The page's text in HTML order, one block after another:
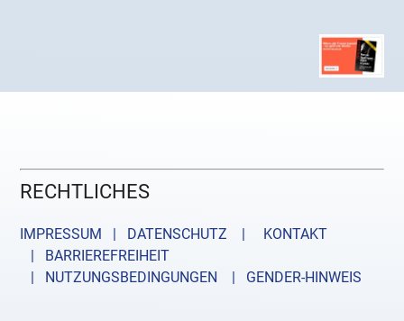
RECHTLICHES
IMPRESSUM | DATENSCHUTZ |
KONTAKT
| BARRIEREFREIHEIT
| NUTZUNGSBEDINGUNGEN
| GENDER-HINWEIS